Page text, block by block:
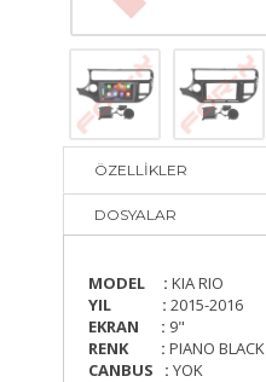
ÖZELLİKLER
DOSYALAR
MODEL :KIA RIO
YIL : 2015-2016
EKRAN : 9"
RENK : PIANO BLACK
CANBUS : YOK